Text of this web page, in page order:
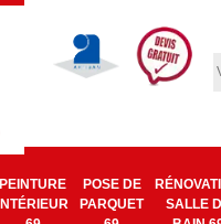
PEINTURE
INTÉRIEUR
POSE DE
PARQUET
SALLE